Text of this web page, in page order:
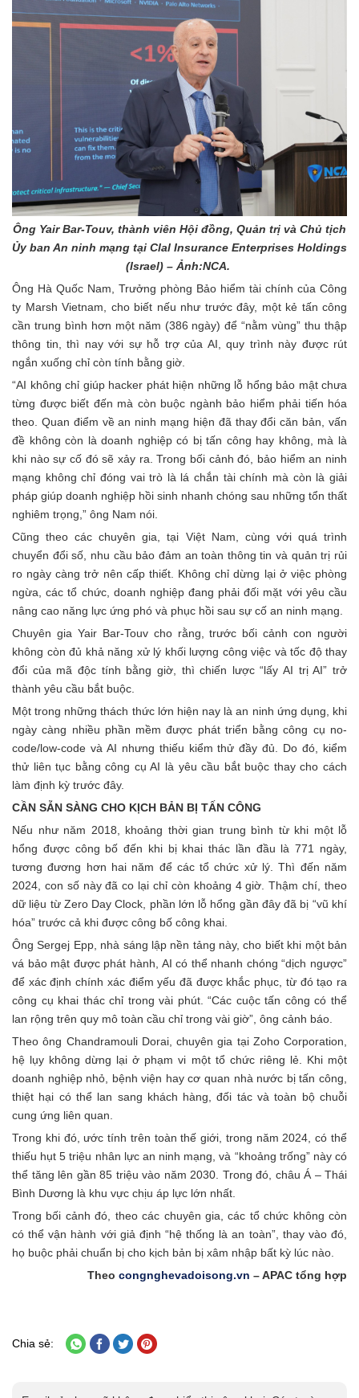
Ông Yair Bar-Touv, thành viên Hội đồng, Quản trị và Chủ tịch
Ủy ban An ninh mạng tại Clal Insurance Enterprises Holdings
(Israel) – Ảnh:NCA.
Ông Hà Quốc Nam, Trưởng phòng Bảo hiểm tài chính của Công
ty Marsh Vietnam, cho biết nếu như trước đây, một kẻ tấn công
cần trung bình hơn một năm (386 ngày) để “nằm vùng” thu thập
thông tin, thì nay với sự hỗ trợ của AI, quy trình này được rút
ngắn xuống chỉ còn tính bằng giờ.
“AI không chỉ giúp hacker phát hiện những lỗ hổng bảo mật chưa
từng được biết đến mà còn buộc ngành bảo hiểm phải tiến hóa
theo. Quan điểm về an ninh mạng hiện đã thay đổi căn bản, vấn
đề không còn là doanh nghiệp có bị tấn công hay không, mà là
khi nào sự cố đó sẽ xảy ra. Trong bối cảnh đó, bảo hiểm an ninh
mạng không chỉ đóng vai trò là lá chắn tài chính mà còn là giải
pháp giúp doanh nghiệp hồi sinh nhanh chóng sau những tổn thất
nghiêm trọng,” ông Nam nói.
Cũng theo các chuyên gia, tại Việt Nam, cùng với quá trình
chuyển đổi số, nhu cầu bảo đảm an toàn thông tin và quản trị rủi
ro ngày càng trở nên cấp thiết. Không chỉ dừng lại ở việc phòng
ngừa, các tổ chức, doanh nghiệp đang phải đối mặt với yêu cầu
nâng cao năng lực ứng phó và phục hồi sau sự cố an ninh mạng.
Chuyên gia Yair Bar-Touv cho rằng, trước bối cảnh con người
không còn đủ khả năng xử lý khối lượng công việc và tốc độ thay
đổi của mã độc tính bằng giờ, thì chiến lược “lấy AI trị AI” trở
thành yêu cầu bắt buộc.
Một trong những thách thức lớn hiện nay là an ninh ứng dụng, khi
ngày càng nhiều phần mềm được phát triển bằng công cụ no-
code/low-code và AI nhưng thiếu kiểm thử đầy đủ. Do đó, kiểm
thử liên tục bằng công cụ AI là yêu cầu bắt buộc thay cho cách
làm định kỳ trước đây.
CẦN SẴN SÀNG CHO KỊCH BẢN BỊ TẤN CÔNG
Nếu như năm 2018, khoảng thời gian trung bình từ khi một lỗ
hổng được công bố đến khi bị khai thác lần đầu là 771 ngày,
tương đương hơn hai năm để các tổ chức xử lý. Thì đến năm
2024, con số này đã co lại chỉ còn khoảng 4 giờ. Thậm chí, theo
dữ liệu từ Zero Day Clock, phần lớn lỗ hổng gần đây đã bị “vũ khí
hóa” trước cả khi được công bố công khai.
Ông Sergej Epp, nhà sáng lập nền tảng này, cho biết khi một bản
vá bảo mật được phát hành, AI có thể nhanh chóng “dịch ngược”
để xác định chính xác điểm yếu đã được khắc phục, từ đó tạo ra
công cụ khai thác chỉ trong vài phút. “Các cuộc tấn công có thể
lan rộng trên quy mô toàn cầu chỉ trong vài giờ”, ông cảnh báo.
Theo ông Chandramouli Dorai, chuyên gia tại Zoho Corporation,
hệ lụy không dừng lại ở phạm vi một tổ chức riêng lẻ. Khi một
doanh nghiệp nhỏ, bệnh viện hay cơ quan nhà nước bị tấn công,
thiệt hại có thể lan sang khách hàng, đối tác và toàn bộ chuỗi
cung ứng liên quan.
Trong khi đó, ước tính trên toàn thế giới, trong năm 2024, có thể
thiếu hụt 5 triệu nhân lực an ninh mạng, và “khoảng trống” này có
thể tăng lên gần 85 triệu vào năm 2030. Trong đó, châu Á – Thái
Bình Dương là khu vực chịu áp lực lớn nhất.
Trong bối cảnh đó, theo các chuyên gia, các tổ chức không còn
có thể vận hành với giả định “hệ thống là an toàn”, thay vào đó,
họ buộc phải chuẩn bị cho kịch bản bị xâm nhập bất kỳ lúc nào.
Theo congnghevadoisong.vn – APAC tổng hợp
Chia sẻ: